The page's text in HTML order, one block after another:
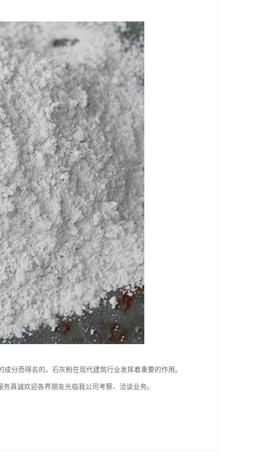
分而得名的。石灰粉在现代建筑行业发挥着重要的作用。
真诚欢迎各界朋友光临我公司考察、洽谈业务。